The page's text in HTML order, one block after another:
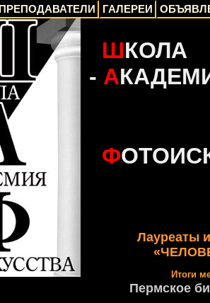
ШКОЛА
- А
Ф
Лауреаты
Итоги
Пермское
ПРЕПОДАВАТЕЛИ ГАЛЕРЕИ